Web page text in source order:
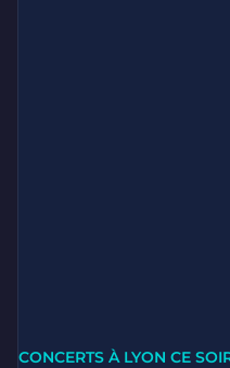
CONCERTS À LYON CE